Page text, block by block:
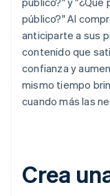
público?" Al
anticiparte a sus
contenido que
confianza y
mismo tiempo
cuando más las
Crea